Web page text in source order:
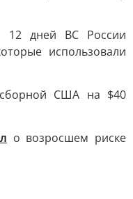
дней ВС России
использовали
США на $40
о возросшем риске